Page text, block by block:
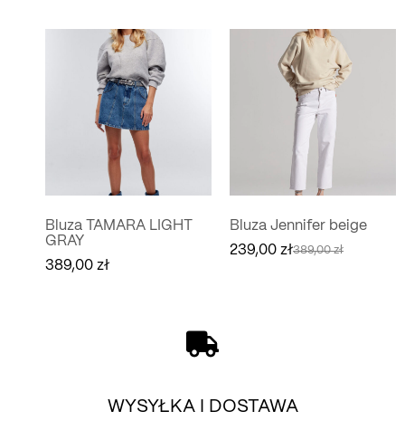
389,00 zł.
329,00 zł.
Bluza TAMARA LIGHT
GRAY
389,00 zł
Bluza Jennifer beige
389,00zł
Pierwotna
239,00 złAktualna
WYSYŁKA I DOSTAWA